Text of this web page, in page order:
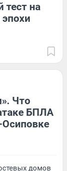
тест на
Что
БПЛА
домов